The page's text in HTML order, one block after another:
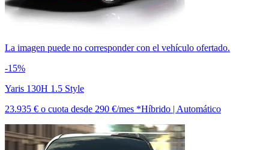
La imagen puede no corresponder con el vehículo ofertado.
-15%
Yaris 130H 1.5 Style
23.935 € o cuota desde 290 €/mes *Híbrido | Automático